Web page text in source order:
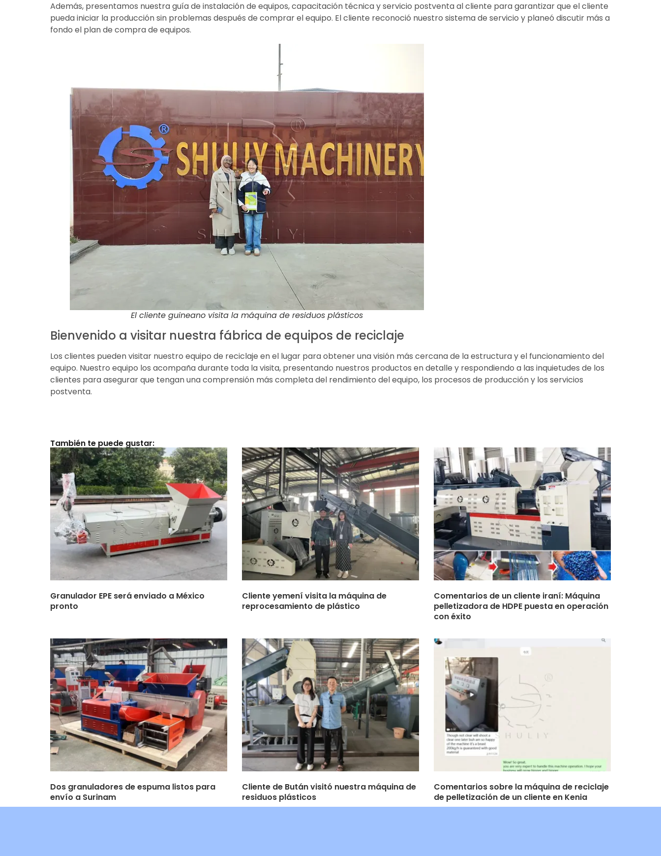
Además, presentamos nuestra guía de instalación de equipos, capacitación técnica y servicio postventa al cliente para garantizar que el cliente
pueda iniciar la producción sin problemas después de comprar el equipo. El cliente reconoció nuestro sistema de servicio y planeó discutir más a
fondo el plan de compra de equipos.
El cliente guineano visita la máquina de residuos plásticos
Bienvenido a visitar nuestra fábrica de equipos de reciclaje
Los clientes pueden visitar nuestro equipo de reciclaje en el lugar para obtener una visión más cercana de la estructura y el funcionamiento del
equipo. Nuestro equipo los acompaña durante toda la visita, presentando nuestros productos en detalle y respondiendo a las inquietudes de los
clientes para asegurar que tengan una comprensión más completa del rendimiento del equipo, los procesos de producción y los servicios
postventa.
También te puede gustar:
Granulador EPE será enviado a México
pronto
Cliente yemení visita la máquina de
reprocesamiento de plástico
Comentarios de un cliente iraní: Máquina
pelletizadora de HDPE puesta en operación
con éxito
Dos granuladores de espuma listos para
envío a Surinam
Cliente de Bután visitó nuestra máquina de
residuos plásticos
Comentarios sobre la máquina de reciclaje
de pelletización de un cliente en Kenia